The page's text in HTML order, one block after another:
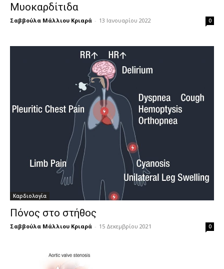
Μυοκαρδίτιδα
Σαββούλα Μάλλιου Κριαρά - 13 Ιανουαρίου 2022 0
Καρδιολογία
Πόνος στο στήθος
Σαββούλα Μάλλιου Κριαρά - 15 Δεκεμβρίου 2021 0